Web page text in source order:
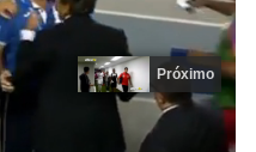
Próximo